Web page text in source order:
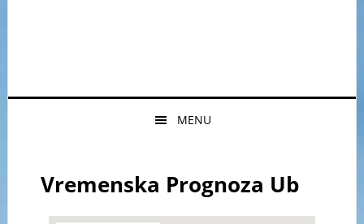
MENU
Vremenska Prognoza Ub